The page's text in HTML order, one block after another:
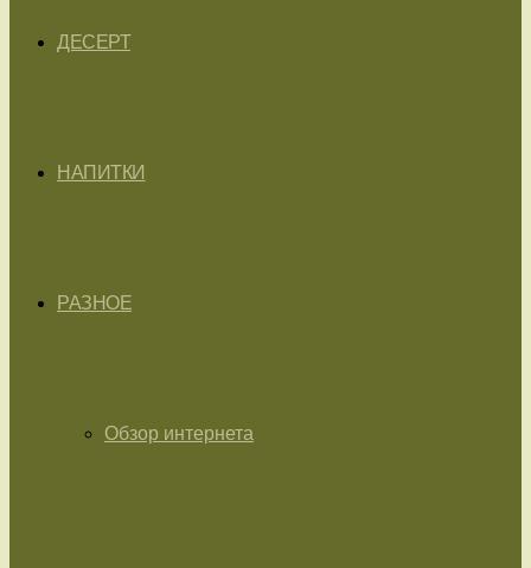
ДЕСЕРТ
НАПИТКИ
РАЗНОЕ
Обзор интернета